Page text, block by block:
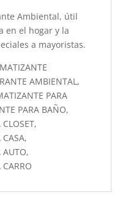
Ambiental, útil
en el hogar y la
a mayoristas.
AMBIENTAL,
PARA
PARA BAÑO,
AUTO,